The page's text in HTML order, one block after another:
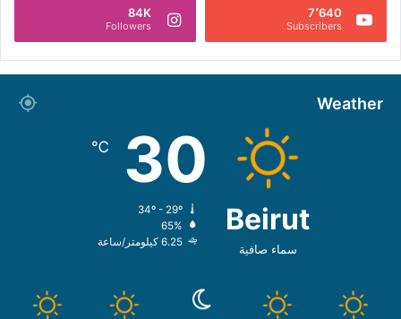
7٬640
Subscribers
84K
Followers
Weather
Beirut
سماء صافية
30
℃
65%
6.25 كيلومتر/ساعة